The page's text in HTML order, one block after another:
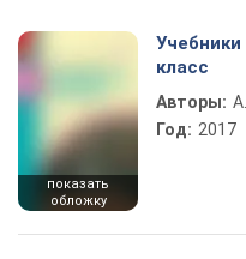
показать
обложку
класс
Авторы:
Год: 2017